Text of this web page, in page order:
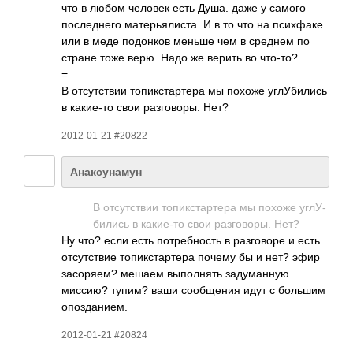
что в любом человек есть Душа. даже у самого
посл­еднего мате­рьял­иста. И в то что на псих­факе
или в меде подо­нков меньше чем в среднем по
стране тоже верю. Надо же верить во что-то?
=
В отсу­тствии топи­кста­ртера мы похоже углУ­бились
в каки­е-то свои разг­оворы. Нет?
2012-01-21 #20822
Анаксунамун
В отсу­тствии топи­кста­ртера мы похоже углУ­
бились в каки­е-то свои разг­оворы. Нет?
Ну что? если есть потр­ебно­сть в разг­оворе и есть
отсу­тствие топи­кста­ртера почему бы и нет? эфир
засо­ряем? мешаем выпо­лнять заду­манную
миссию? тупим? ваши сооб­щения идут с большим
опоз­дани­ем.
2012-01-21 #20824